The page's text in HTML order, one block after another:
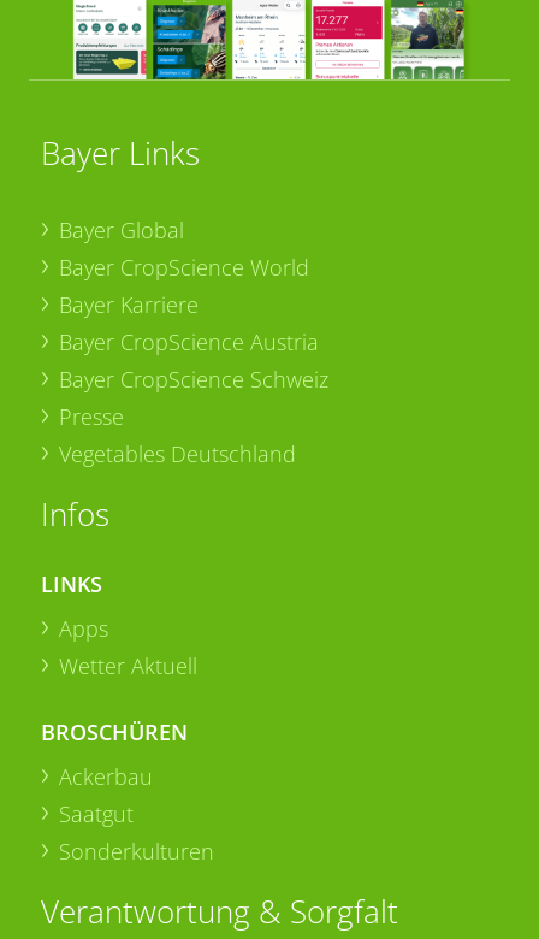
Bayer Links
Bayer Global
Bayer CropScience World
Bayer Karriere
Bayer CropScience Austria
Bayer CropScience Schweiz
Presse
Vegetables Deutschland
Infos
LINKS
Apps
Wetter Aktuell
BROSCHÜREN
Ackerbau
Saatgut
Sonderkulturen
Verantwortung & Sorgfalt